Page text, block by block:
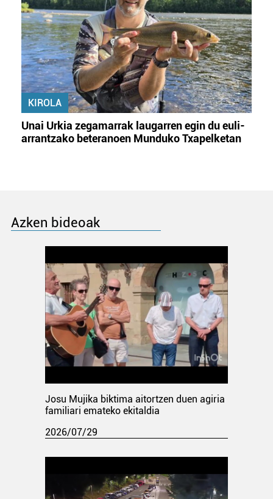
KIROLA
Unai Urkia zegamarrak laugarren egin du euli-
arrantzako beteranoen Munduko Txapelketan
Azken bideoak
Josu Mujika biktima aitortzen duen agiria
familiari emateko ekitaldia
2026/07/29